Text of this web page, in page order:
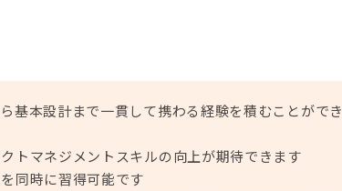
基本設計まで一貫して携わる経験を積むことができ
トマネジメントスキルの向上が期待できます
同時に習得可能です